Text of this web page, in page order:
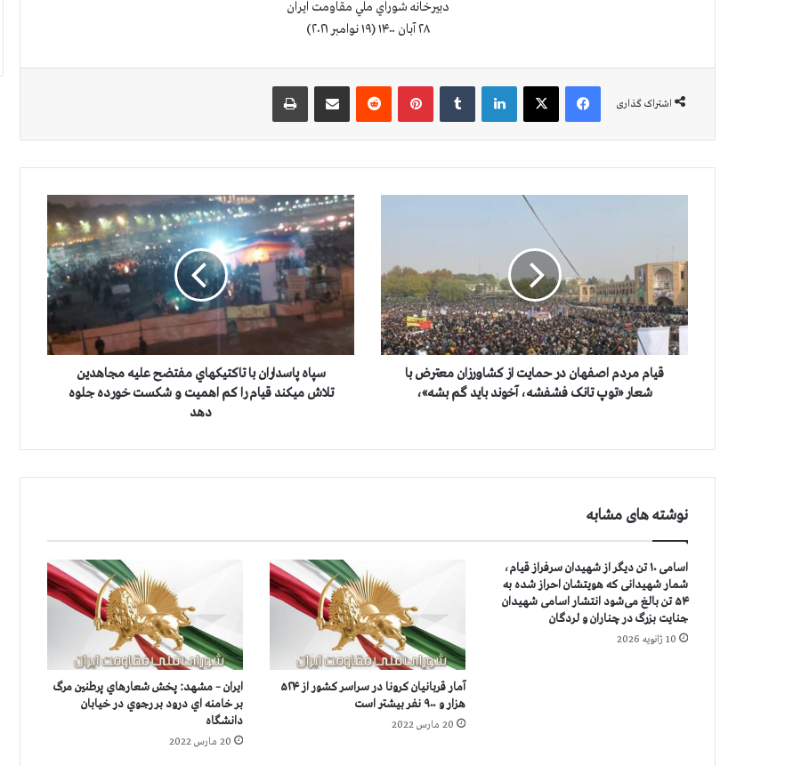
دبيرخانه شوراي ملي مقاومت ايران
۲۸ آبان ۱۴۰۰ (۱۹ نوامبر ۲۰۲۱)
اشتراک گذاری
فیس بوک X ‫پین‌ترست ‫رددیت
م
م
د
ا
ن
م
ا
ی
ت
ا
ز
ک
قیام مردم اصفهان در حمایت از کشاورزان معترض با
شعار «توپ تانک فشفشه، آخوند باید گم بشه»،
س
پ
ه
ا
ا
ا
ي
ه
ا
ي
م
ف
ت
ض
سپاه پاسداران با تاكتيكهاي مفتضح عليه مجاهدين
تلاش ميكند قيام را كم اهميت و شكست خورده جلوه
دهد
نوشته های مشابه
اسامی ۱۰ تن دیگر از شهیدان سرفراز قیام،
شمار شهیدانی که هویتشان احراز شده به
۵۴ تن بالغ می‌شود انتشار اسامی شهیدان
جنایت بزرگ در چناران و لردگان
10 ژانویه 2026
آمار قربانيان كرونا در سراسر كشور از ۵۲۴
هزار و ۹۰۰ نفر بيشتر است
20 مارس 2022
ایران – مشهد: پخش شعارهاي پرطنين مرگ
بر خامنه اي درود بر رجوي در خیابان
دانشگاه
20 مارس 2022